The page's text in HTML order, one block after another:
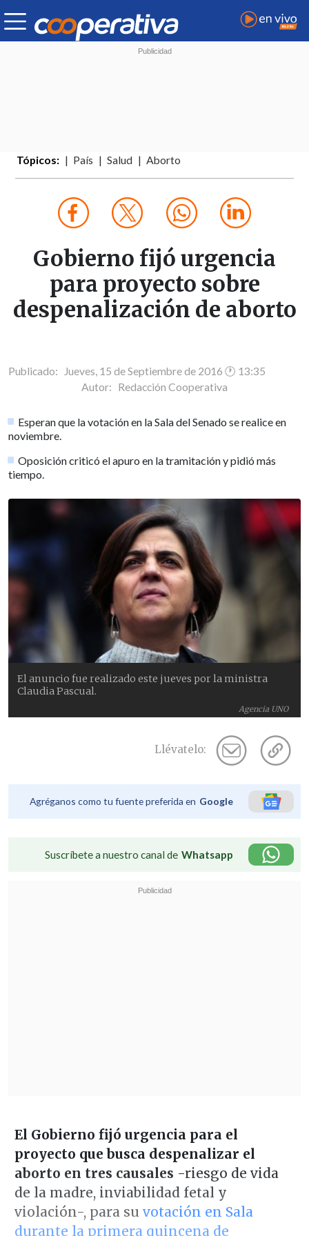
Tópicos: País Salud Aborto
Gobierno fijó urgencia
para proyecto sobre
despenalización de aborto
Publicado: Jueves, 15 de Septiembre de 2016 🕐 13:35
Autor: Redacción Cooperativa
Esperan que la votación en la Sala del Senado se realice en
noviembre.
Oposición criticó el apuro en la tramitación y pidió más
tiempo.
Agencia UNO
El anuncio fue realizado este jueves por la ministra
Claudia Pascual.
Llévatelo:
Agréganos como tu fuente preferida en Google
Suscríbete a nuestro canal de Whatsapp
El Gobierno fijó urgencia para el
proyecto que busca despenalizar el
aborto en tres causales -riesgo de vida
de la madre, inviabilidad fetal y
violación-, para su votación en Sala
durante la primera quincena de